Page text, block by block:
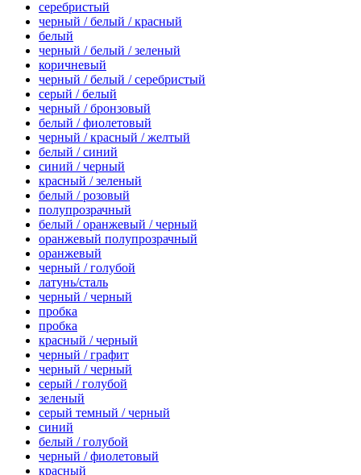
серебристый
черный / белый / красный
белый
черный / белый / зеленый
коричневый
черный / белый / серебристый
серый / белый
черный / бронзовый
белый / фиолетовый
черный / красный / желтый
белый / синий
синий / черный
красный / зеленый
белый / розовый
полупрозрачный
белый / оранжевый / черный
оранжевый полупрозрачный
оранжевый
черный / голубой
латунь/сталь
черный / черный
пробка
пробка
красный / черный
черный / графит
черный / черный
серый / голубой
зеленый
серый темный / черный
синий
белый / голубой
черный / фиолетовый
красный